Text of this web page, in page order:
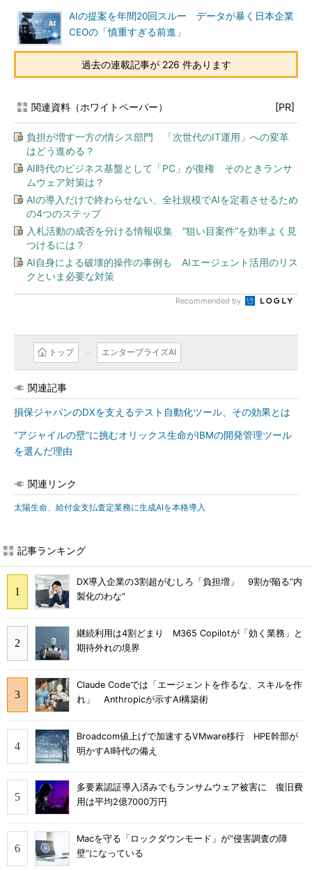
AIの提案を年間20回スルー データが暴く日本企業
CEOの「慎重すぎる前進」
過去の連載記事が 226 件あります
関連資料（ホワイトペーパー） [PR]
負担が増す一方の情シス部門 「次世代のIT運用」への変革
はどう進める？
AI時代のビジネス基盤として「PC」が復権 そのときランサ
ムウェア対策は？
AIの導入だけで終わらせない、全社規模でAIを定着させるため
の4つのステップ
入札活動の成否を分ける情報収集 “狙い目案件”を効率よく見
つけるには？
AI自身による破壊的操作の事例も AIエージェント活用のリス
クといま必要な対策
Recommended by
トップ エンタープライズAI
関連記事
損保ジャパンのDXを支えるテスト自動化ツール、その効果とは
“アジャイルの壁”に挑むオリックス生命がIBMの開発管理ツール
を選んだ理由
関連リンク
太陽生命、給付金支払査定業務に生成AIを本格導入
記事ランキング
DX導入企業の3割超がむしろ「負担増」 9割が陥る“内
製化のわな”
継続利用は4割どまり M365 Copilotが「効く業務」と
期待外れの境界
Claude Codeでは「エージェントを作るな、スキルを作
れ」 Anthropicが示すAI構築術
Broadcom値上げで加速するVMware移行 HPE幹部が
明かすAI時代の備え
多要素認証導入済みでもランサムウェア被害に 復旧費
用は平均2億7000万円
Macを守る「ロックダウンモード」が“侵害調査の障
壁”になっている